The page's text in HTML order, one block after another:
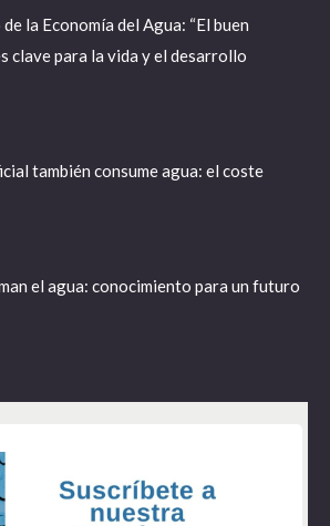
la Economía del Agua: “El buen
clave para la vida y el desarrollo
también consume agua: el coste
el agua: conocimiento para un futuro